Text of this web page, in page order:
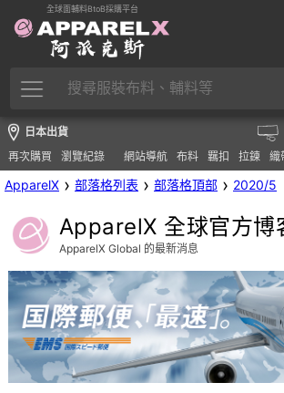
全球面輔料BtoB採購平台
日本出貨
再次購買
瀏覽紀錄 網站導航 布料 羈扣 拉鍊 織
ApparelX › 部落格列表 › 部落格頂部 › 2020/5
ApparelX 全球官方博
ApparelX Global 的最新消息